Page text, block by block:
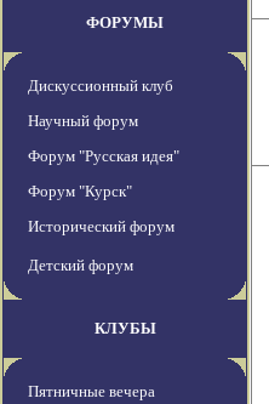
ФОРУМЫ
Дискуссионный клуб
Научный форум
Форум "Русская идея"
Форум "Курск"
Исторический форум
Детский форум
КЛУБЫ
Пятничные вечера